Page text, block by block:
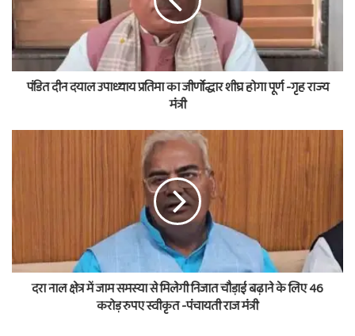
पंडित दीन दयाल उपाध्याय प्रतिमा का जीर्णोद्धार शीघ्र होगा पूर्ण -गृह राज्य
मंत्री
दरा नाल क्षेत्र में जाम समस्या से मिलेगी निजात चौड़ाई बढ़ाने के लिए 46
करोड़ रुपए स्वीकृत -पंचायती राज मंत्री